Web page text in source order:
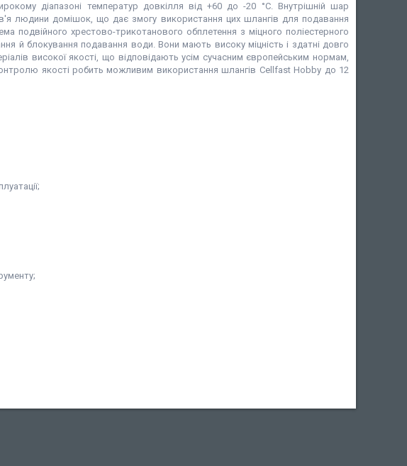
діапазоні температур довкілля від +60 до -20 °C. Внутрішній шар
людини домішок, що дає змогу використання цих шлангів для подавання
подвійного хрестово-трикотанового обплетення з міцного поліестерного
й блокування подавання води. Вони мають високу міцність і здатні довго
високої якості, що відповідають усім сучасним європейським нормам,
якості робить можливим використання шлангів Cellfast Hobby до 12